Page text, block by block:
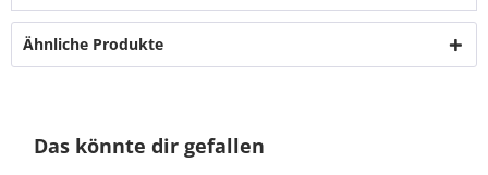
Ähnliche Produkte
Das könnte dir gefallen